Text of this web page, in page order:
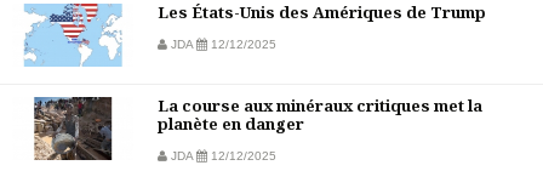
Les États-Unis des Amériques de Trump
JDA 12/12/2025
La course aux minéraux critiques met la
planète en danger
JDA 12/12/2025